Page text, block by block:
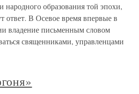
образования той эпохи,
ответ. В Осевое время впервые в
владение письменным словом
священниками, управленцами